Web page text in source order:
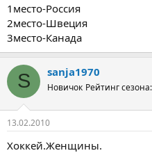
1место-Россия
2место-Швеция
3место-Канада
S sanja1970
Новичок Рейтинг
13.02.2010
Хоккей.Женщины.